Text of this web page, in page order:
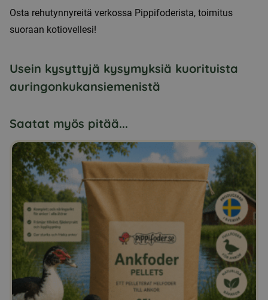
Osta rehutynnyreitä verkossa Pippifoderista, toimitus
suoraan kotiovellesi!
Usein kysyttyjä kysymyksiä kuorituista
auringonkukansiemenistä
Saatat myös pitää...